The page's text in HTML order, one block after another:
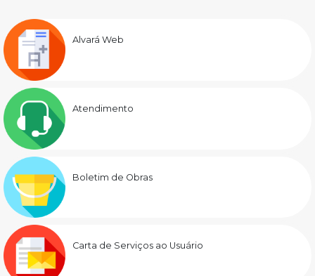
Alvará Web
Atendimento
Boletim de Obras
Carta de Serviços ao Usuário